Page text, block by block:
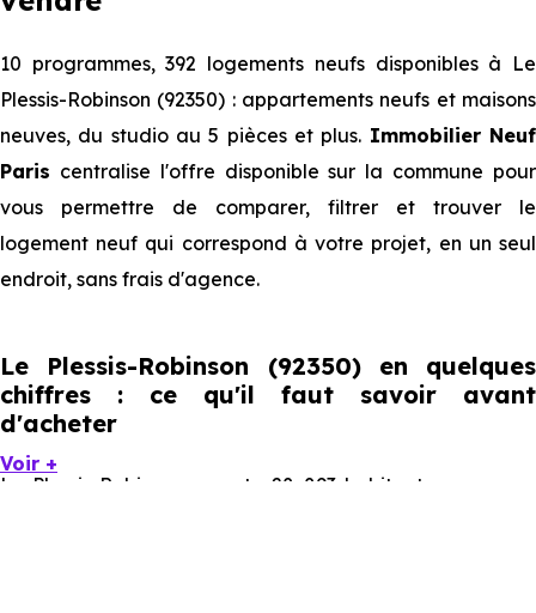
10 programmes, 392 logements neufs disponibles à Le
Plessis-Robinson (92350) : appartements neufs et maisons
neuves, du studio au 5 pièces et plus. Immobilier Neuf
Paris centralise l'offre disponible sur la commune pour
vous permettre de comparer, filtrer et trouver le
logement neuf qui correspond à votre projet, en un seul
endroit, sans frais d'agence.
Le Plessis-Robinson (92350) en quelques
chiffres : ce qu'il faut savoir avant
d'acheter
Le Plessis-Robinson compte 28 893 habitants, avec une
Voir +